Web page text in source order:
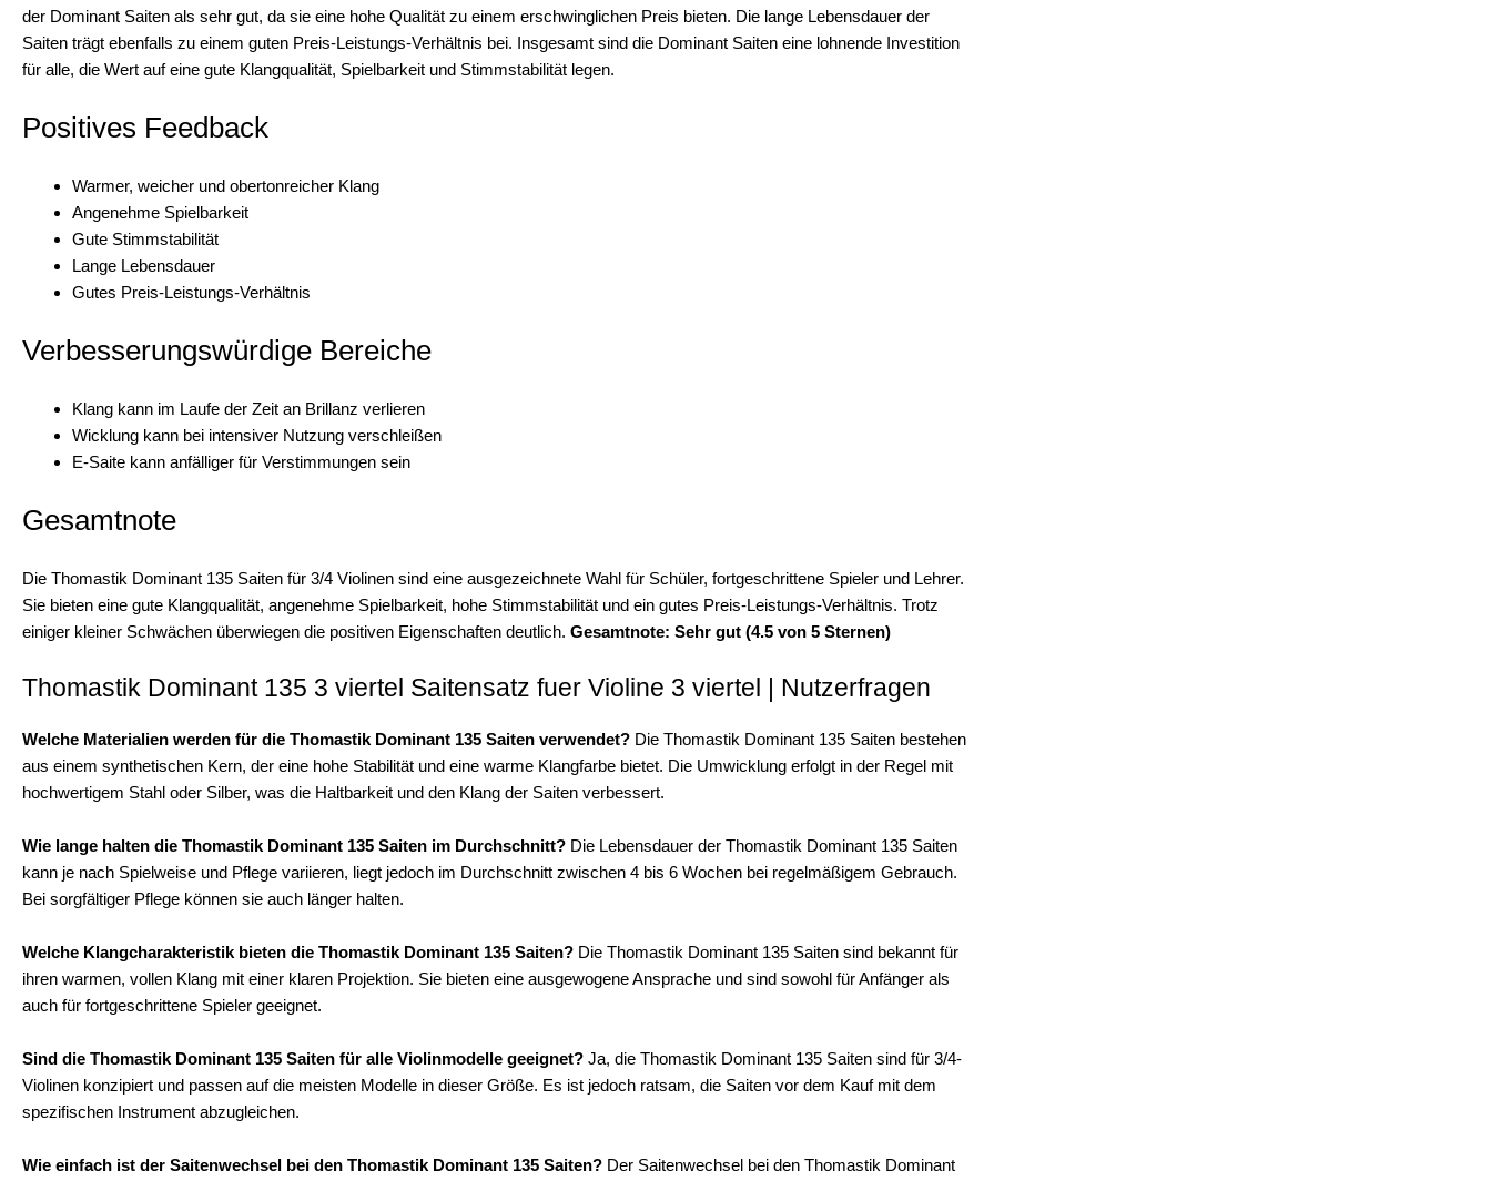
der Dominant Saiten als sehr gut, da sie eine hohe Qualität zu einem erschwinglichen Preis bieten. Die lange Lebensdauer der
Saiten trägt ebenfalls zu einem guten Preis-Leistungs-Verhältnis bei. Insgesamt sind die Dominant Saiten eine lohnende Investition
für alle, die Wert auf eine gute Klangqualität, Spielbarkeit und Stimmstabilität legen.
Positives Feedback
Warmer, weicher und obertonreicher Klang
Angenehme Spielbarkeit
Gute Stimmstabilität
Lange Lebensdauer
Gutes Preis-Leistungs-Verhältnis
Verbesserungswürdige Bereiche
Klang kann im Laufe der Zeit an Brillanz verlieren
Wicklung kann bei intensiver Nutzung verschleißen
E-Saite kann anfälliger für Verstimmungen sein
Gesamtnote
Die Thomastik Dominant 135 Saiten für 3/4 Violinen sind eine ausgezeichnete Wahl für Schüler, fortgeschrittene Spieler und Lehrer.
Sie bieten eine gute Klangqualität, angenehme Spielbarkeit, hohe Stimmstabilität und ein gutes Preis-Leistungs-Verhältnis. Trotz
einiger kleiner Schwächen überwiegen die positiven Eigenschaften deutlich. Gesamtnote: Sehr gut (4.5 von 5 Sternen)
Thomastik Dominant 135 3 viertel Saitensatz fuer Violine 3 viertel | Nutzerfragen
Welche Materialien werden für die Thomastik Dominant 135 Saiten verwendet? Die Thomastik Dominant 135 Saiten bestehen
aus einem synthetischen Kern, der eine hohe Stabilität und eine warme Klangfarbe bietet. Die Umwicklung erfolgt in der Regel mit
hochwertigem Stahl oder Silber, was die Haltbarkeit und den Klang der Saiten verbessert.
Wie lange halten die Thomastik Dominant 135 Saiten im Durchschnitt? Die Lebensdauer der Thomastik Dominant 135 Saiten
kann je nach Spielweise und Pflege variieren, liegt jedoch im Durchschnitt zwischen 4 bis 6 Wochen bei regelmäßigem Gebrauch.
Bei sorgfältiger Pflege können sie auch länger halten.
Welche Klangcharakteristik bieten die Thomastik Dominant 135 Saiten? Die Thomastik Dominant 135 Saiten sind bekannt für
ihren warmen, vollen Klang mit einer klaren Projektion. Sie bieten eine ausgewogene Ansprache und sind sowohl für Anfänger als
auch für fortgeschrittene Spieler geeignet.
Sind die Thomastik Dominant 135 Saiten für alle Violinmodelle geeignet? Ja, die Thomastik Dominant 135 Saiten sind für 3/4-
Violinen konzipiert und passen auf die meisten Modelle in dieser Größe. Es ist jedoch ratsam, die Saiten vor dem Kauf mit dem
spezifischen Instrument abzugleichen.
Wie einfach ist der Saitenwechsel bei den Thomastik Dominant 135 Saiten? Der Saitenwechsel bei den Thomastik Dominant